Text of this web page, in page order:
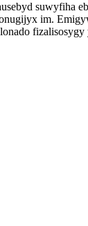
suwyfiha
im.